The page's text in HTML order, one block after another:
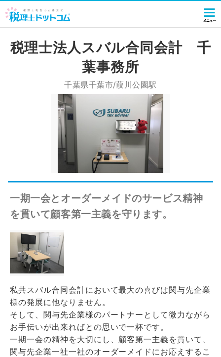
税理士法人スバル合同会計 千
葉事務所
千葉県千葉市/葭川公園駅
一期一会とオーダーメイドのサービス精神
を貫いて顧客第一主義を守ります。
私共スバル合同会計において最大の喜びは関与先企業
様の発展に他なりません。
そして、関与先企業様のパートナーとして微力ながら
お手伝いが出来ればとの思いで一杯です。
一期一会の精神を大切にし、顧客第一主義を貫いて、
関与先企業一社一社のオーダーメイドにお応えするこ